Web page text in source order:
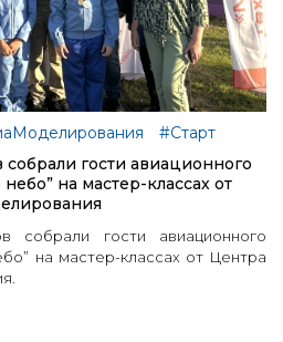
#Старт
гости авиационного
на мастер-классах от
собрали гости авиационного
на мастер-классах от Центра